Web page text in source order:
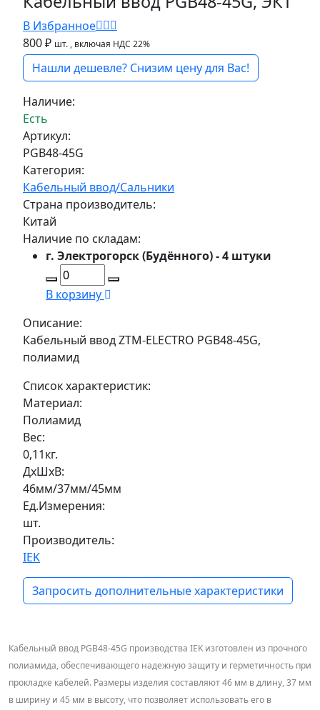
В Избранное
800 ₽ шт. , включая НДС 22%
Нашли дешевле? Снизим цену для Вас!
Наличие:
Есть
Артикул:
PGB48-45G
Категория:
Кабельный ввод/Сальники
Страна производитель:
Китай
Наличие по складам:
г. Электрогорск (Будённого) - 4 штуки
В корзину
Описание:
Кабельный ввод ZTM-ELECTRO PGB48-45G,
полиамид
Список характеристик:
Материал:
Полиамид
Вес:
0,11кг.
ДxШxВ:
46мм/37мм/45мм
Ед.Измерения:
шт.
Производитель:
IEK
Запросить дополнительные характеристики
Кабельный ввод PGB48-45G производства IEK изготовлен из прочного
полиамида, обеспечивающего надежную защиту и герметичность при
прокладке кабелей. Размеры изделия составляют 46 мм в длину, 37 мм
в ширину и 45 мм в высоту, что позволяет использовать его в